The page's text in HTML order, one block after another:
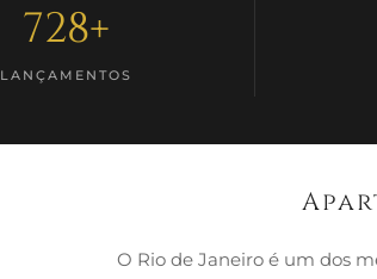
728+
LANÇAMENTOS
O Rio de Janeiro é um dos